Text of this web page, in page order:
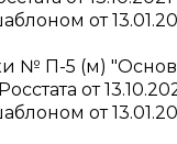
от
№ П-5 (м)
от
от